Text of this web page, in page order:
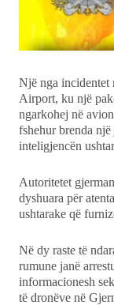
Një nga incidentet
Airport, ku një
ngarkohej në
fshehur brenda
inteligjencën
Autoritetet
dyshuara për
ushtarake që
Në dy raste të
rumune janë
informacionesh
të dronëve në